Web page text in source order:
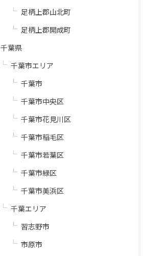
足柄上郡山北町
足柄上郡開成町
千葉県
千葉市エリア
千葉市
千葉市中央区
千葉市花見川区
千葉市稲毛区
千葉市若葉区
千葉市緑区
千葉市美浜区
千葉エリア
習志野市
市原市